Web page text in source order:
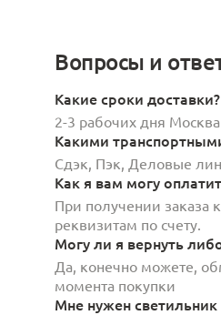
Вопросы и
Какие сроки доставки?
2-3 рабочих дня
Какими
Сдэк, Пэк, Деловые
Как я вам могу
При получении заказа
реквизитам по счету.
Могу ли я вернуть
Да, конечно можете,
момента покупки
Мне нужен